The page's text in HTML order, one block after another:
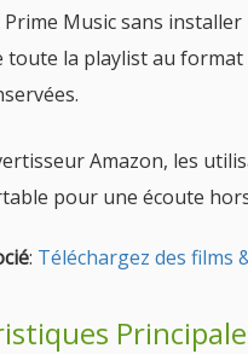
Music sans
toute la playlist au format
Amazon, les
pour une écoute
: Téléchargez des films